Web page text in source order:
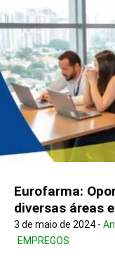
Eurofarma:
diversas áreas
3 de maio de 2024 -
EMPREGOS